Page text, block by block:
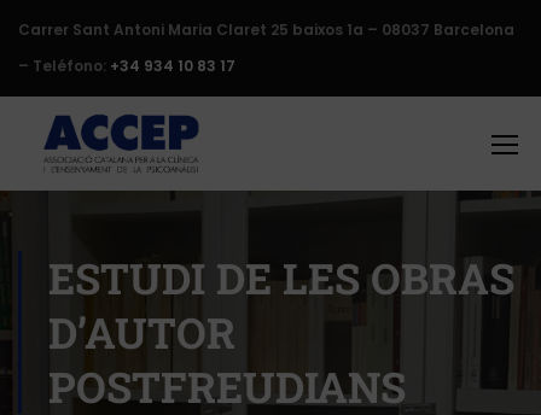
Carrer Sant Antoni Maria Claret 25 baixos 1a – 08037 Barcelona
– Teléfono: +34 934 10 83 17
ESTUDI DE LES OBRAS
D’AUTOR
POSTFREUDIANS